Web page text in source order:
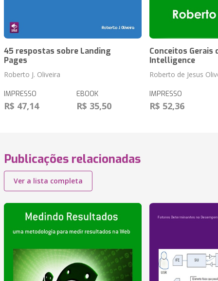
45 respostas sobre Landing
Pages
Roberto J. Oliveira
IMPRESSO
R$ 47,14
EBOOK
R$ 35,50
Conceitos Gerais
Intelligence
Roberto de Jesus
IMPRESSO
R$ 52,36
Publicações relacionadas
Ver a lista completa